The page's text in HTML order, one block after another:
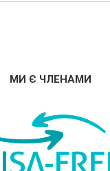
МИ Є ЧЛЕНАМИ